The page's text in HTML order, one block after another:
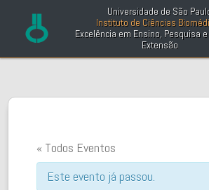
Universidade de São
Instituto de Ciências
Excelência em Ensino, Pesquisa
Extensão
« Todos Eventos
Este evento já passou.